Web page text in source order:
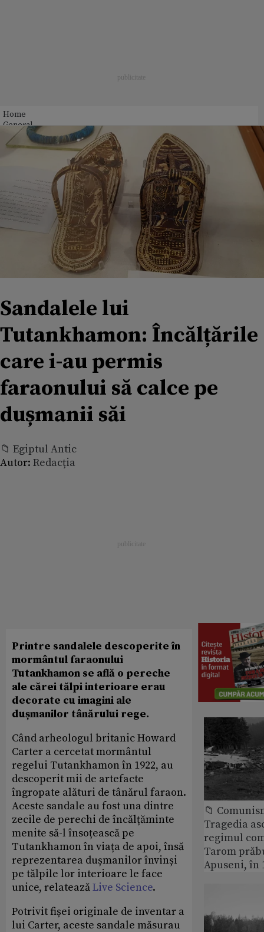
Home
General
Sandalele lui
Tutankhamon: Încălțările
care i-au permis
faraonului să calce pe
dușmanii săi
📁 Egiptul Antic
Autor: Redacția
Printre sandalele descoperite în
mormântul faraonului
Tutankhamon se află o pereche
ale cărei tălpi interioare erau
decorate cu imagini ale
dușmanilor tânărului rege.
Când arheologul britanic Howard
Carter a cercetat mormântul
regelui Tutankhamon în 1922, au
descoperit mii de artefacte
îngropate alături de tânărul faraon.
Aceste sandale au fost una dintre
zecile de perechi de încălțăminte
menite să-l însoțească pe
Tutankhamon în viața de apoi, însă
reprezentarea dușmanilor învinși
pe tălpile lor interioare le face
unice, relateazăLive Science.
Potrivit fișei originale de inventar a
lui Carter, aceste sandale măsurau
📁
Tragedia
regimul
Tarom
Apuseni, în